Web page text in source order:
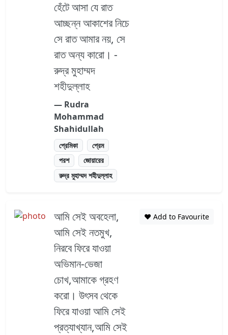
হেঁটে আসা যে রাত
আচ্ছন্ন আকাশের নিচে
সে রাত আমার নয়, সে
রাত অন্য কারো। -
রুদ্র মুহাম্মদ
শহীদুল্লাহ
― Rudra
Mohammad
Shahidullah
প্রেমিকা
প্রেম
পরশ
জোয়ারের
রুদ্র মুহাম্মদ শহীদুল্লাহ
আমি সেই অবহেলা,
আমি সেই নতমুখ,
নিরবে ফিরে যাওয়া
অভিমান-ভেজা
চোখ,আমাকে গ্রহণ
করো। উৎসব থেকে
ফিরে যাওয়া আমি সেই
প্রত্যাখ্যান,আমি সেই
❤️ Add to Favourite